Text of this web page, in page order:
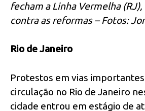
fecham a Linha Vermelha
contra as reformas – Fotos:
Rio de Janeiro
Protestos em vias
circulação no Rio de Janeiro
cidade entrou em estágio de